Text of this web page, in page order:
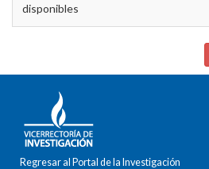
disponibles
Regresar al Portal de la Investigación